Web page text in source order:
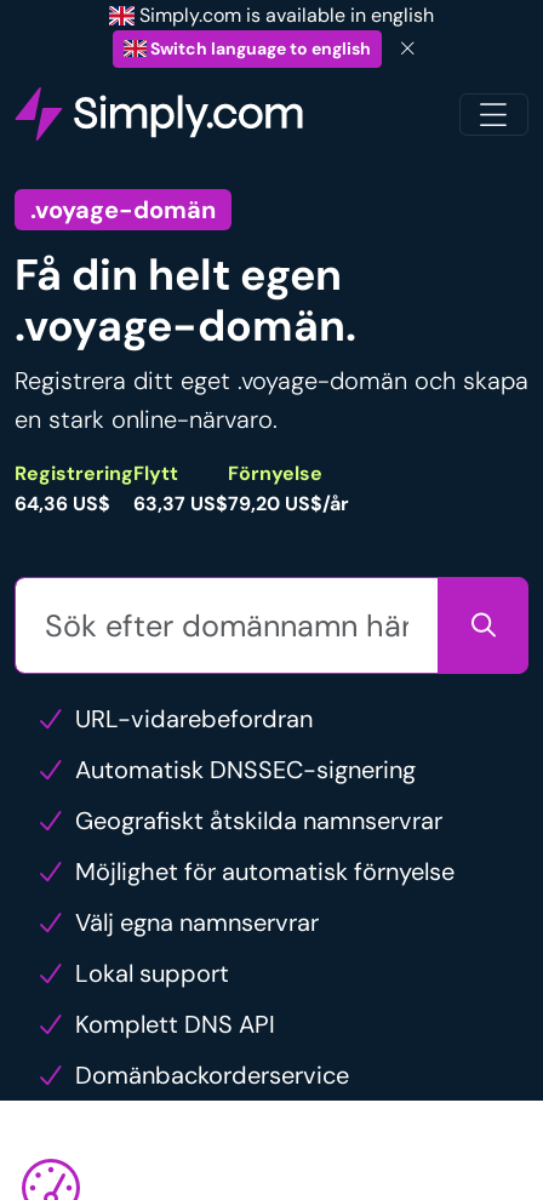
Simply.com is available in english
Switch language to english
.voyage-domän
Få din helt egen
.voyage-domän.
Registrera ditt eget .voyage-domän och skapa
en stark online-närvaro.
Registrering
64,36 US$
Flytt
63,37 US$
Förnyelse
79,20 US$/år
URL-vidarebefordran
Automatisk DNSSEC-signering
Geografiskt åtskilda namnservrar
Möjlighet för automatisk förnyelse
Välj egna namnservrar
Lokal support
Komplett DNS API
Domänbackorderservice